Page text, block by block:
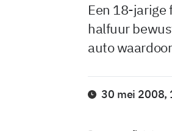
Een 18-jarige
halfuur
auto
30 mei 2008,